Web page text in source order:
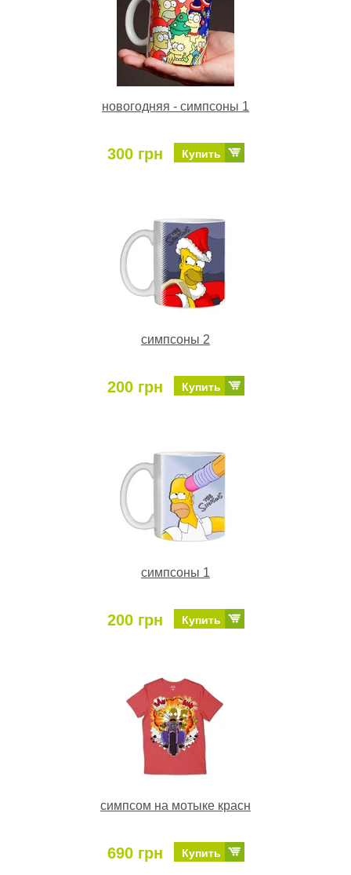
новогодняя - симпсоны 1
300 грн Купить
симпсоны 2
200 грн Купить
симпсоны 1
200 грн Купить
симпсом на мотыке красн
690 грн Купить